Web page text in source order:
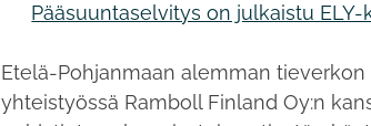
Pääsuuntaselvitys on julkaistu
Etelä-Pohjanmaan alemman
yhteistyössä Ramboll Finland Oy:n